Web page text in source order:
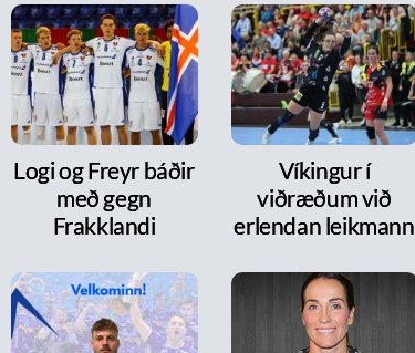
Logi og Freyr báðir
með gegn
Frakklandi
Víkingur í
viðræðum við
erlendan leikmann